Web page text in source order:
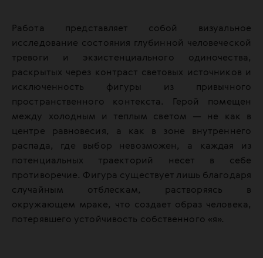
Работа представляет собой визуальное
исследование состояния глубинной человеческой
тревоги и экзистенциального одиночества,
раскрытых через контраст световых источников и
исключенность фигуры из привычного
пространственного контекста. Герой помещен
между холодным и теплым светом — не как в
центре равновесия, а как в зоне внутреннего
распада, где выбор невозможен, а каждая из
потенциальных траекторий несет в себе
противоречие. Фигура существует лишь благодаря
случайным отблескам, растворяясь в
окружающем мраке, что создает образ человека,
потерявшего устойчивость собственного «я».